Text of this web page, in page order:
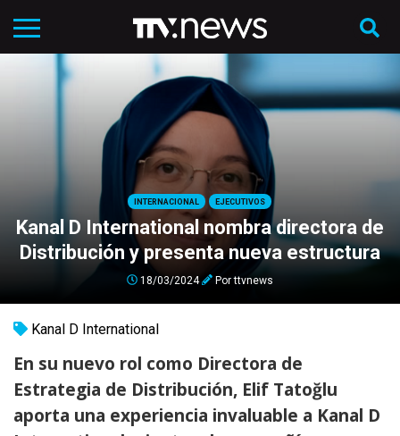
INTERNACIONAL EJECUTIVOS
Kanal D International nombra directora de
Distribución y presenta nueva estructura
18/03/2024 Porttvnews
Kanal D International
En su nuevo rol como Directora de
Estrategia de Distribución, Elif Tatoğlu
aporta una experiencia invaluable a Kanal D